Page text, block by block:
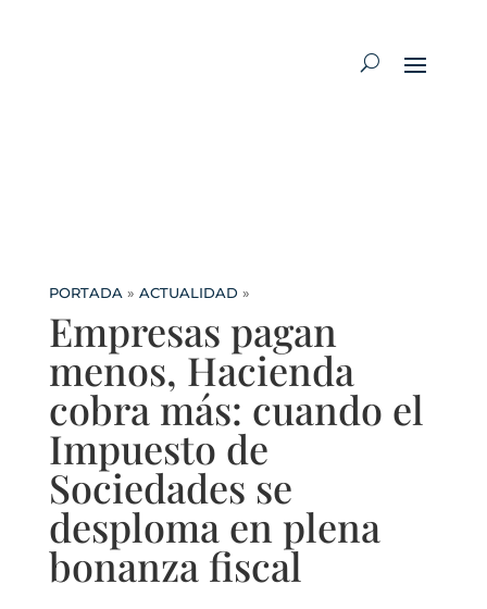
PORTADA» ACTUALIDAD »
Empresas pagan
menos, Hacienda
cobra más: cuando el
Impuesto de
Sociedades se
desploma en plena
bonanza fiscal